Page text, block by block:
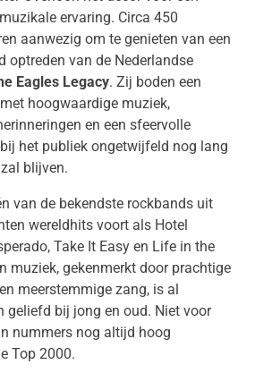
ervaring. Circa 450
aanwezig om te genieten van een
optreden van de Nederlandse
Eagles Legacy. Zij boden een
hoogwaardige muziek,
en een sfeervolle
het publiek ongetwijfeld nog lang
blijven.
van de bekendste rockbands uit
wereldhits voort als Hotel
Take It Easy en Life in the
muziek, gekenmerkt door prachtige
meerstemmige zang, is al
geliefd bij jong en oud. Niet voor
nummers nog altijd hoog
Top 2000.